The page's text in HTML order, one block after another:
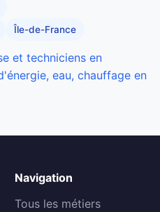
Île-de-France
et techniciens en
eau, chauffage en
Navigation
Tous les métiers